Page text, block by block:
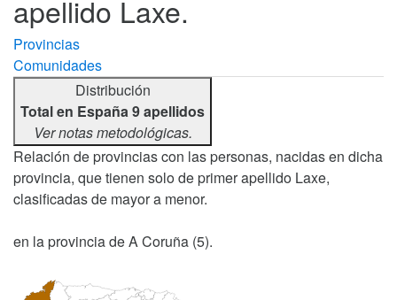
apellido Laxe.
Provincias
Comunidades
Distribución
Total en España 9 apellidos
Ver notas metodológicas.
Relación de provincias con las personas, nacidas en dicha
provincia, que tienen solo de primer apellido Laxe,
clasificadas de mayor a menor.
en la provincia de A Coruña (5).